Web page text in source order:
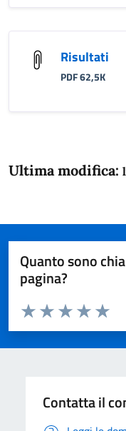
Risultati
PDF 62,5K
Ultima modifica:
Quanto sono
pagina?
Domanda
Valuta da 1 a 5 stelle la
Valuta 4
Valuta 3
Valuta 2 stelle su
Valuta 1 stelle su 5
Contatta il